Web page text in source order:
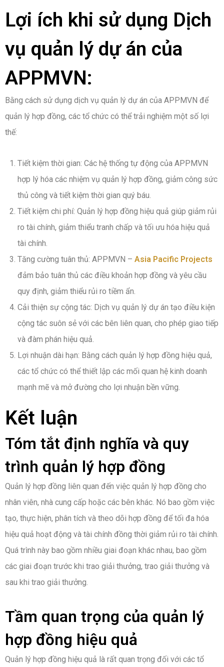
Lợi ích khi sử dụng Dịch
vụ quản lý dự án của
APPMVN:
Bằng cách sử dụng dịch vụ quản lý dự án của APPMVN để
quản lý hợp đồng, các tổ chức có thể trải nghiệm một số lợi
thế:
Tiết kiệm thời gian: Các hệ thống tự động của APPMVN
hợp lý hóa các nhiệm vụ quản lý hợp đồng, giảm công sức
thủ công và tiết kiệm thời gian quý báu.
Tiết kiệm chi phí: Quản lý hợp đồng hiệu quả giúp giảm rủi
ro tài chính, giảm thiểu tranh chấp và tối ưu hóa hiệu quả
tài chính.
Tăng cường tuân thủ: APPMVN – Asia Pacific Projects
đảm bảo tuân thủ các điều khoản hợp đồng và yêu cầu
quy định, giảm thiểu rủi ro tiềm ẩn.
Cải thiện sự cộng tác: Dịch vụ quản lý dự án tạo điều kiện
cộng tác suôn sẻ với các bên liên quan, cho phép giao tiếp
và đàm phán hiệu quả.
Lợi nhuận dài hạn: Bằng cách quản lý hợp đồng hiệu quả,
các tổ chức có thể thiết lập các mối quan hệ kinh doanh
mạnh mẽ và mở đường cho lợi nhuận bền vững.
Kết luận
Tóm tắt định nghĩa và quy
trình quản lý hợp đồng
Quản lý hợp đồng liên quan đến việc quản lý hợp đồng cho
nhân viên, nhà cung cấp hoặc các bên khác. Nó bao gồm việc
tạo, thực hiện, phân tích và theo dõi hợp đồng để tối đa hóa
hiệu quả hoạt động và tài chính đồng thời giảm rủi ro tài chính.
Quá trình này bao gồm nhiều giai đoạn khác nhau, bao gồm
các giai đoạn trước khi trao giải thưởng, trao giải thưởng và
sau khi trao giải thưởng.
Tầm quan trọng của quản lý
hợp đồng hiệu quả
Quản lý hợp đồng hiệu quả là rất quan trọng đối với các tổ